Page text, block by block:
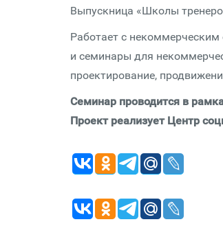
Выпускница «Школы
Работает с некоммерческим
и семинары для
проектирование,
Семинар проводится в
Проект реализует Центр